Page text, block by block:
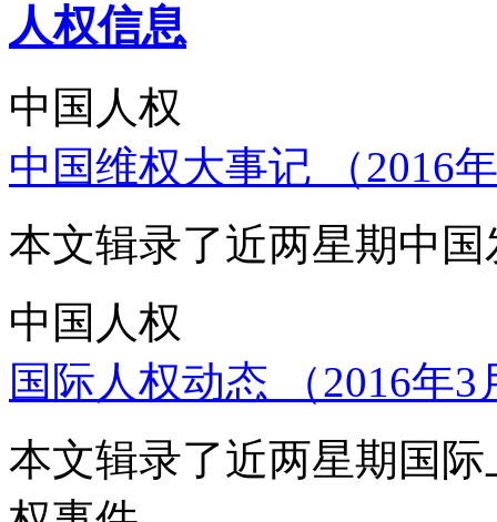
人权信息
中国人权
中国维权大事记 （2016
本文辑录了近两星期中
中国人权
国际人权动态 （2016年
本文辑录了近两星期国